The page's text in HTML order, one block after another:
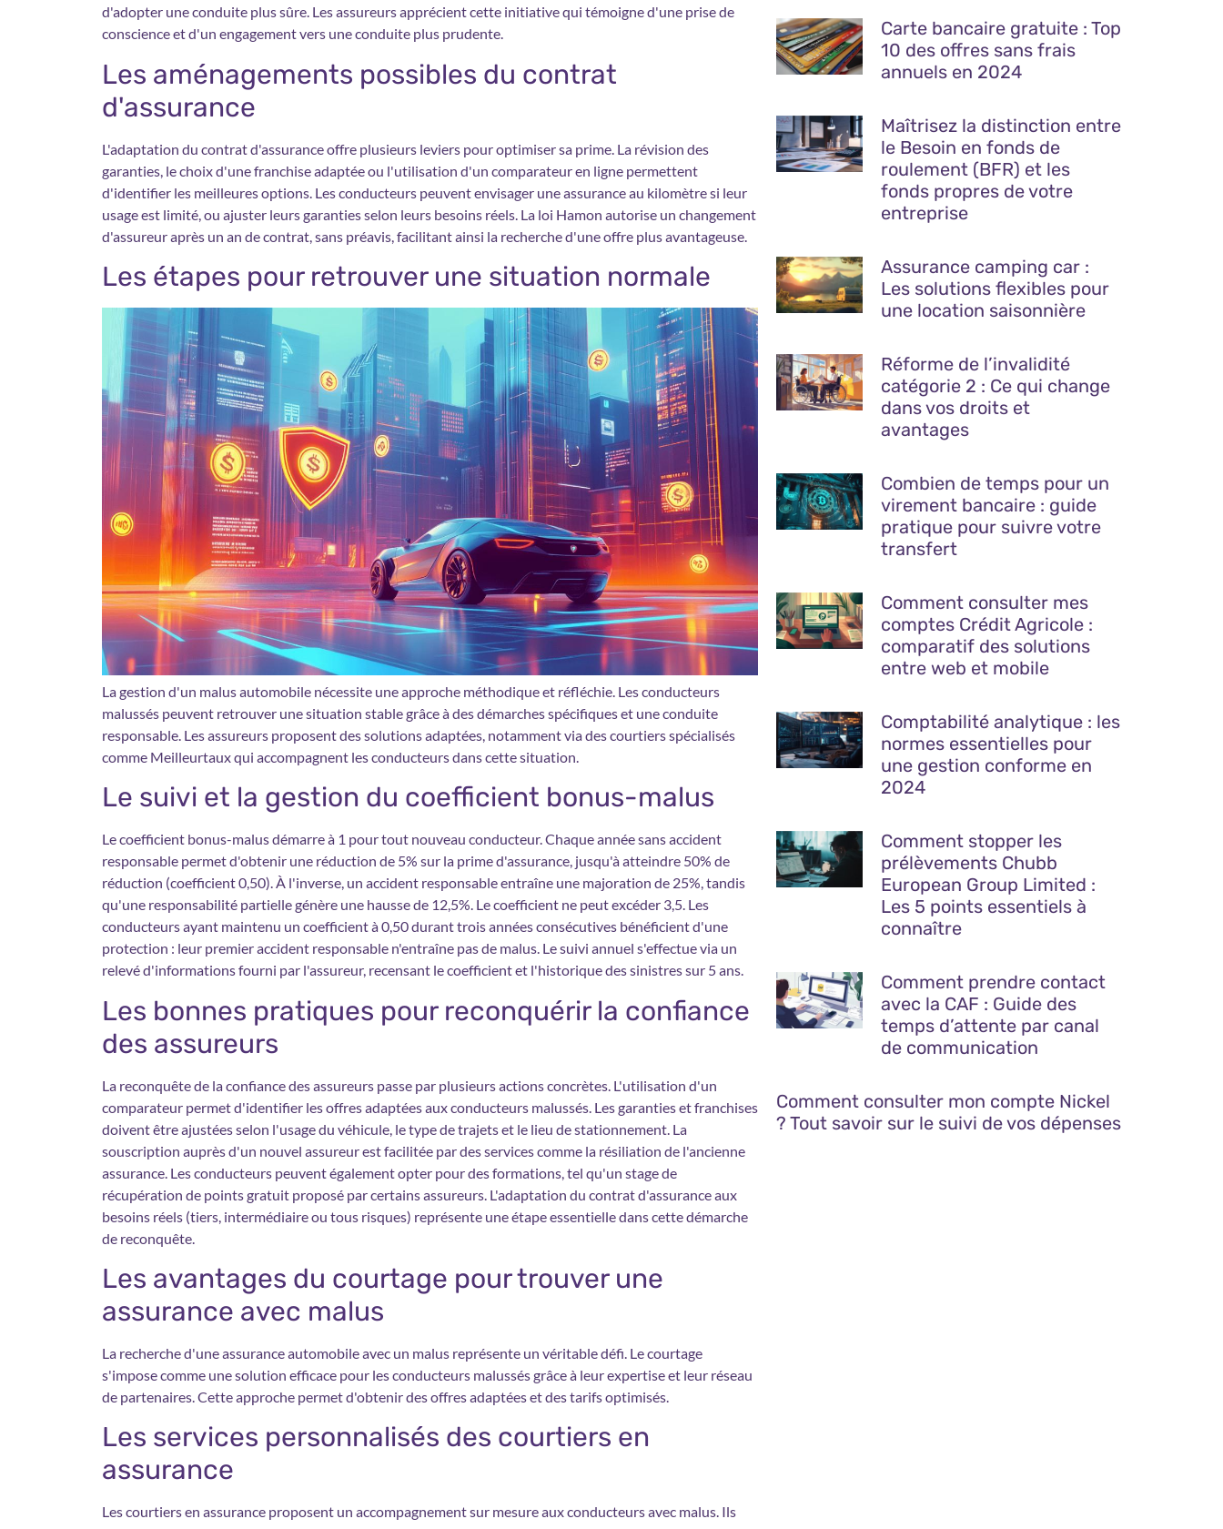
d'adopter une conduite plus sûre. Les assureurs apprécient cette initiative qui témoigne d'une prise de
conscience et d'un engagement vers une conduite plus prudente.
Les aménagements possibles du contrat
d'assurance
L'adaptation du contrat d'assurance offre plusieurs leviers pour optimiser sa prime. La révision des
garanties, le choix d'une franchise adaptée ou l'utilisation d'un comparateur en ligne permettent
d'identifier les meilleures options. Les conducteurs peuvent envisager une assurance au kilomètre si leur
usage est limité, ou ajuster leurs garanties selon leurs besoins réels. La loi Hamon autorise un changement
d'assureur après un an de contrat, sans préavis, facilitant ainsi la recherche d'une offre plus avantageuse.
Les étapes pour retrouver une situation normale
La gestion d'un malus automobile nécessite une approche méthodique et réfléchie. Les conducteurs
malussés peuvent retrouver une situation stable grâce à des démarches spécifiques et une conduite
responsable. Les assureurs proposent des solutions adaptées, notamment via des courtiers spécialisés
comme Meilleurtaux qui accompagnent les conducteurs dans cette situation.
Le suivi et la gestion du coefficient bonus-malus
Le coefficient bonus-malus démarre à 1 pour tout nouveau conducteur. Chaque année sans accident
responsable permet d'obtenir une réduction de 5% sur la prime d'assurance, jusqu'à atteindre 50% de
réduction (coefficient 0,50). À l'inverse, un accident responsable entraîne une majoration de 25%, tandis
qu'une responsabilité partielle génère une hausse de 12,5%. Le coefficient ne peut excéder 3,5. Les
conducteurs ayant maintenu un coefficient à 0,50 durant trois années consécutives bénéficient d'une
protection : leur premier accident responsable n'entraîne pas de malus. Le suivi annuel s'effectue via un
relevé d'informations fourni par l'assureur, recensant le coefficient et l'historique des sinistres sur 5 ans.
Les bonnes pratiques pour reconquérir la confiance
des assureurs
La reconquête de la confiance des assureurs passe par plusieurs actions concrètes. L'utilisation d'un
comparateur permet d'identifier les offres adaptées aux conducteurs malussés. Les garanties et franchises
doivent être ajustées selon l'usage du véhicule, le type de trajets et le lieu de stationnement. La
souscription auprès d'un nouvel assureur est facilitée par des services comme la résiliation de l'ancienne
assurance. Les conducteurs peuvent également opter pour des formations, tel qu'un stage de
récupération de points gratuit proposé par certains assureurs. L'adaptation du contrat d'assurance aux
besoins réels (tiers, intermédiaire ou tous risques) représente une étape essentielle dans cette démarche
de reconquête.
Les avantages du courtage pour trouver une
assurance avec malus
La recherche d'une assurance automobile avec un malus représente un véritable défi. Le courtage
s'impose comme une solution efficace pour les conducteurs malussés grâce à leur expertise et leur réseau
de partenaires. Cette approche permet d'obtenir des offres adaptées et des tarifs optimisés.
Les services personnalisés des courtiers en
assurance
Les courtiers en assurance proposent un accompagnement sur mesure aux conducteurs avec malus. Ils
Carte bancaire gratuite : Top
10 des offres sans frais
annuels en 2024
Maîtrisez la distinction entre
le Besoin en fonds de
roulement (BFR) et les
fonds propres de votre
entreprise
Assurance camping car :
Les solutions flexibles pour
une location saisonnière
Réforme de l’invalidité
catégorie 2 : Ce qui change
dans vos droits et
avantages
Combien de temps pour un
virement bancaire : guide
pratique pour suivre votre
transfert
Comment consulter mes
comptes Crédit Agricole :
comparatif des solutions
entre web et mobile
Comptabilité analytique : les
normes essentielles pour
une gestion conforme en
2024
Comment stopper les
prélèvements Chubb
European Group Limited :
Les 5 points essentiels à
connaître
Comment prendre contact
avec la CAF : Guide des
temps d’attente par canal
de communication
Comment consulter mon compte Nickel
? Tout savoir sur le suivi de vos dépenses